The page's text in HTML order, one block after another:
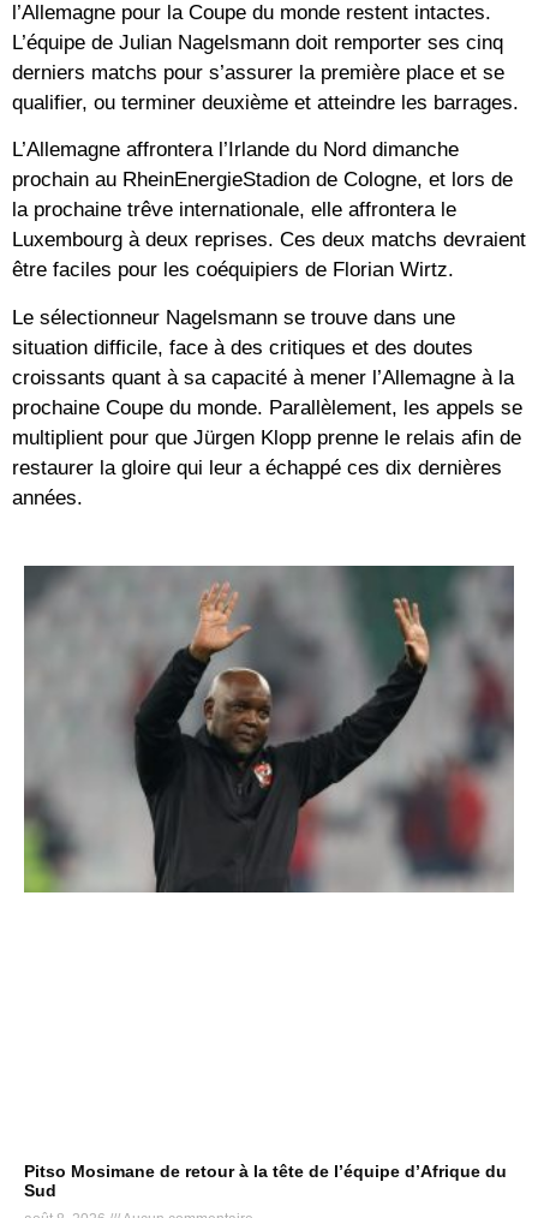
l’Allemagne pour la Coupe du monde restent intactes.
L’équipe de Julian Nagelsmann doit remporter ses cinq
derniers matchs pour s’assurer la première place et se
qualifier, ou terminer deuxième et atteindre les barrages.
L’Allemagne affrontera l’Irlande du Nord dimanche
prochain au RheinEnergieStadion de Cologne, et lors de
la prochaine trêve internationale, elle affrontera le
Luxembourg à deux reprises. Ces deux matchs devraient
être faciles pour les coéquipiers de Florian Wirtz.
Le sélectionneur Nagelsmann se trouve dans une
situation difficile, face à des critiques et des doutes
croissants quant à sa capacité à mener l’Allemagne à la
prochaine Coupe du monde. Parallèlement, les appels se
multiplient pour que Jürgen Klopp prenne le relais afin de
restaurer la gloire qui leur a échappé ces dix dernières
années.
Pitso Mosimane de retour à la tête de l’équipe d’Afrique du
Sud